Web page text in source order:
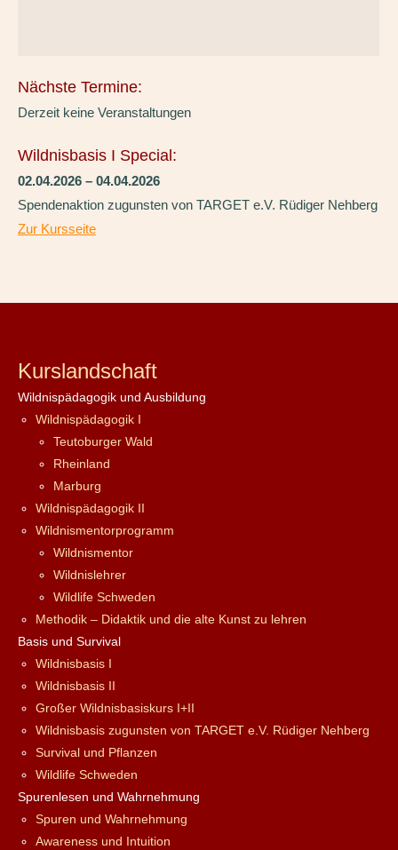
Nächste Termine:
Derzeit keine Veranstaltungen
Wildnisbasis I Special:
02.04.2026 – 04.04.2026
Spendenaktion zugunsten von TARGET e.V. Rüdiger Nehberg
Zur Kursseite
Kurslandschaft
Wildnispädagogik und Ausbildung
Wildnispädagogik I
Teutoburger Wald
Rheinland
Marburg
Wildnispädagogik II
Wildnismentorprogramm
Wildnismentor
Wildnislehrer
Wildlife Schweden
Methodik – Didaktik und die alte Kunst zu lehren
Basis und Survival
Wildnisbasis I
Wildnisbasis II
Großer Wildnisbasiskurs I+II
Wildnisbasis zugunsten von TARGET e.V. Rüdiger Nehberg
Survival und Pflanzen
Wildlife Schweden
Spurenlesen und Wahrnehmung
Spuren und Wahrnehmung
Awareness und Intuition